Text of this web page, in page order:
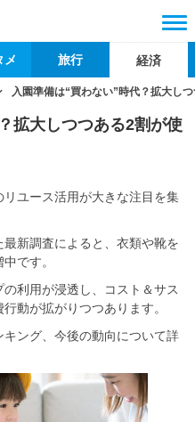
メ 旅行 経済
入園準備は“買わない”時代？拡大し
拡大しつつある2割が使
ユース活用が大きな注目を集
新調査によると、衣類や靴を
です。
利用が浸透し、コスト＆サス
動が拡がりつつあります。
ング、今後の動向について詳